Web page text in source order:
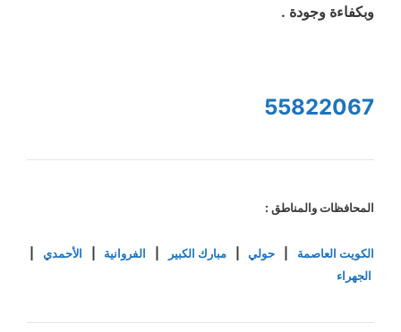
وبكفاءة وجودة .
55822067
المحافظات والمناطق :
الكويت العاصمة حولي|مبارك الكبير الفروانية الأحمدي
الجهراء